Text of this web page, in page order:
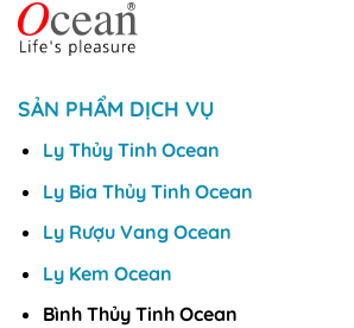
SẢN PHẨM DỊCH VỤ
Ly Thủy Tinh Ocean
Ly Bia Thủy Tinh Ocean
Ly Rượu Vang Ocean
Ly Kem Ocean
Bình Thủy Tinh Ocean